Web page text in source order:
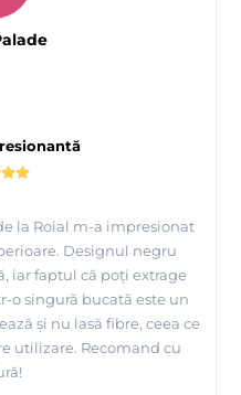
la Roial m-a impresionat
Designul negru
iar faptul că poți extrage
o singură bucată este un
și nu lasă fibre, ceea ce
utilizare. Recomand cu